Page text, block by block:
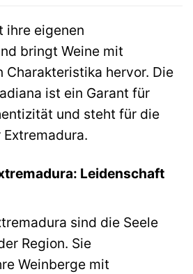
ihre eigenen
bringt Weine mit
Charakteristika hervor. Die
ist ein Garant für
und steht für die
Leidenschaft
sind die Seele
Region. Sie
Weinberge mit